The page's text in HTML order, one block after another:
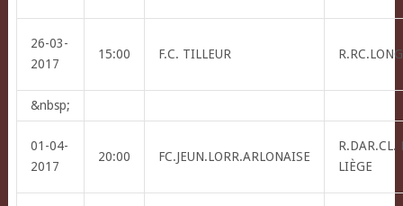
26-03-
2017
15:00 F.C. TILLEUR
&nbsp;
01-04-
2017
20:00 FC.JEUN.LORR.ARLONAISE
R.DAR.CL.
LIÈGE